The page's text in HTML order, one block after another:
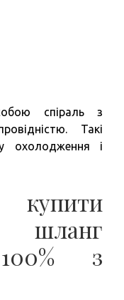
спіраль з
Такі
охолодження і
шланг
з